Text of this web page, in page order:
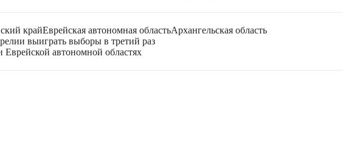
крайЕврейская автономная областьАрхангельская область
выиграть выборы в третий раз
автономной областях